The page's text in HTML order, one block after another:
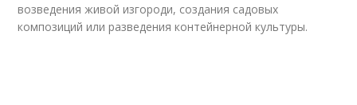
возведения живой изгороди, создания садовых
композиций или разведения контейнерной культуры.